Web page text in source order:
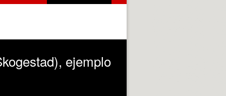
ejemplo